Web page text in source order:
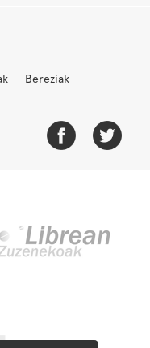
Bereziak